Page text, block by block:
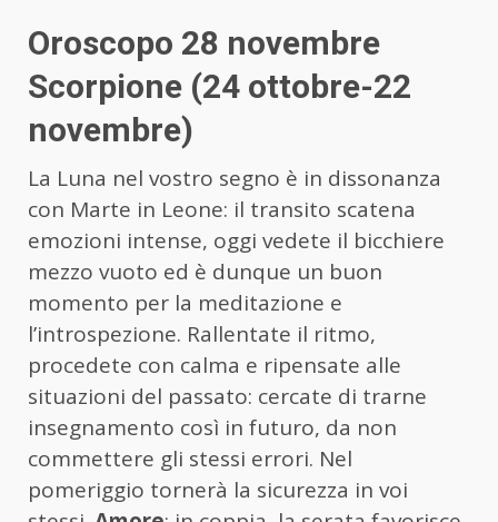
Oroscopo 28 novembre
Scorpione (24 ottobre-22
novembre)
La Luna nel vostro segno è in dissonanza
con Marte in Leone: il transito scatena
emozioni intense, oggi vedete il bicchiere
mezzo vuoto ed è dunque un buon
momento per la meditazione e
l’introspezione. Rallentate il ritmo,
procedete con calma e ripensate alle
situazioni del passato: cercate di trarne
insegnamento così in futuro, da non
commettere gli stessi errori. Nel
pomeriggio tornerà la sicurezza in voi